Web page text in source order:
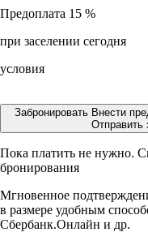
Предоплата 15 %
при заселении сегодня
условия
Забронировать Внести
Отправить
Пока платить не нужно.
бронирования
Мгновенное
в размере удобным
Сбербанк.Онлайн и др.